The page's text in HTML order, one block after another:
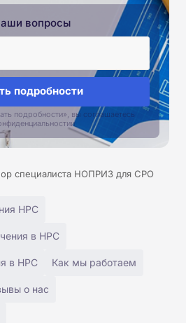
вопросы
подробности
подробности», вы соглашаетесь
специалиста НОПРИЗ для СРО
НРС
в НРС
в НРС Как мы работаем
о нас